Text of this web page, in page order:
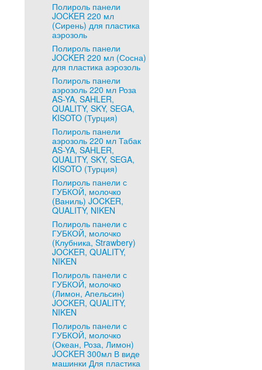
Полироль панели
JOCKER 220 мл
(Сирень) для пластика
аэрозоль
Полироль панели
JOCKER 220 мл (Сосна)
для пластика аэрозоль
Полироль панели
аэрозоль 220 мл Роза
AS-YA, SAHLER,
QUALITY, SKY, SEGA,
KISOTO (Турция)
Полироль панели
аэрозоль 220 мл Табак
AS-YA, SAHLER,
QUALITY, SKY, SEGA,
KISOTO (Турция)
Полироль панели с
ГУБКОЙ, молочко
(Ваниль) JOCKER,
QUALITY, NIKEN
Полироль панели с
ГУБКОЙ, молочко
(Клубника, Strawbery)
JOCKER, QUALITY,
NIKEN
Полироль панели с
ГУБКОЙ, молочко
(Лимон, Апельсин)
JOCKER, QUALITY,
NIKEN
Полироль панели с
ГУБКОЙ, молочко
(Океан, Роза, Лимон)
JOCKER 300мл В виде
машинки Для пластика